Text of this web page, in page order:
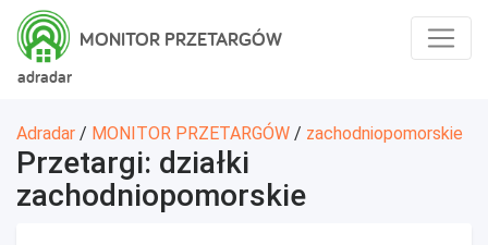
adradar
MONITOR PRZETARGÓW
Adradar / MONITOR PRZETARGÓW / zachodniopomorskie
Przetargi: działki
zachodniopomorskie